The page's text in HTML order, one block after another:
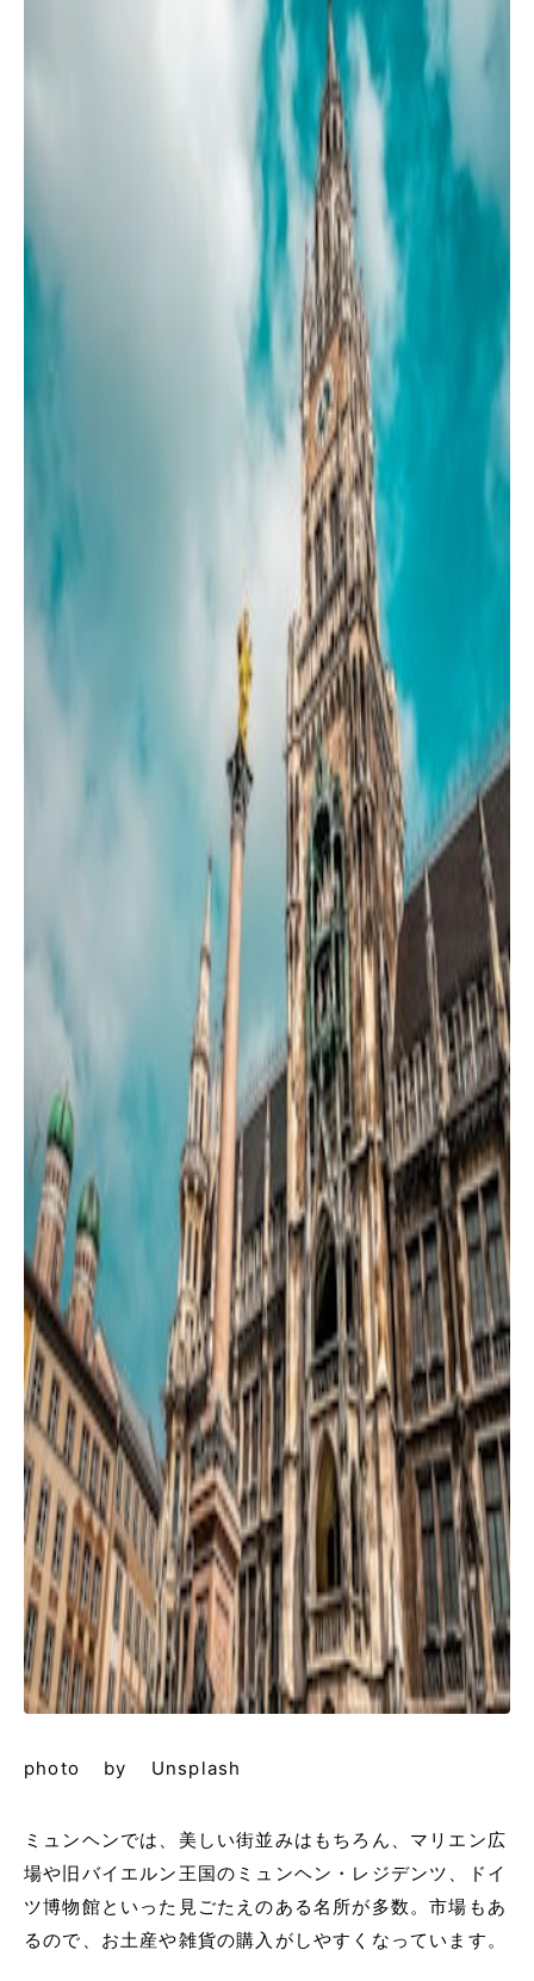
photo by Unsplash
ミュンヘンでは、美しい街並みはもちろん、マリエン広
場や旧バイエルン王国のミュンヘン・レジデンツ、ドイ
ツ博物館といった見ごたえのある名所が多数。市場もあ
るので、お土産や雑貨の購入がしやすくなっています。